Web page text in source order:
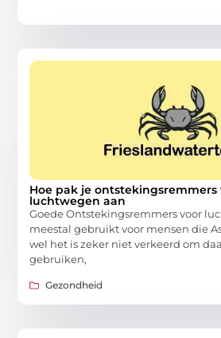
Hoe pak je ontstekingsremmers
luchtwegen aan
Goede Ontstekingsremmers voor
meestal gebruikt voor mensen die
wel het is zeker niet verkeerd om
gebruiken,
Gezondheid